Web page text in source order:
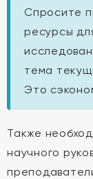
Спросите
ресурсы
тема
Это
Также
научного